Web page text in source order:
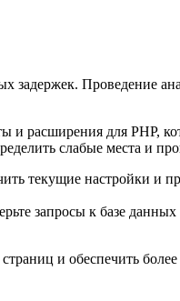
задержек. Проведение
и расширения для PHP,
слабые места и
текущие настройки и
запросы к базе
и обеспечить